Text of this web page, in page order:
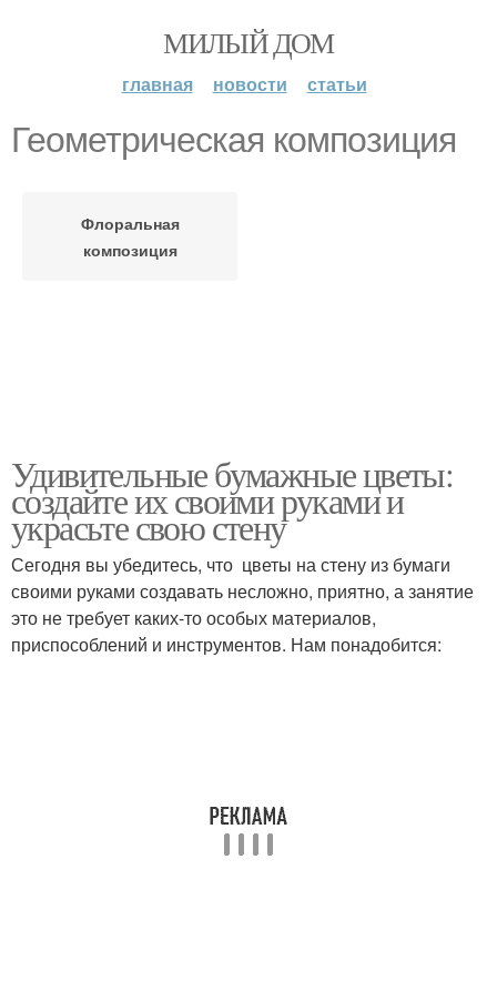
МИЛЫЙ ДОМ
главная новости статьи
Геометрическая композиция
Флоральная
композиция
Удивительные бумажные цветы:
создайте их своими руками и
украсьте свою стену
Сегодня вы убедитесь, что цветы на стену из бумаги
своими руками создавать несложно, приятно, а занятие
это не требует каких-то особых материалов,
приспособлений и инструментов. Нам понадобится: